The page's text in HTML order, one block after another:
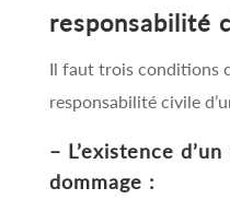
responsabilité
Il faut trois conditions
responsabilité civile
– L’existence
dommage :